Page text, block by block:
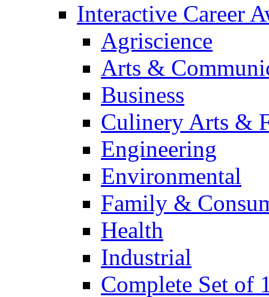
Interactive Career
Agriscience
Arts &
Business
Culinery Arts &
Engineering
Environmental
Family &
Health
Industrial
Complete Set of